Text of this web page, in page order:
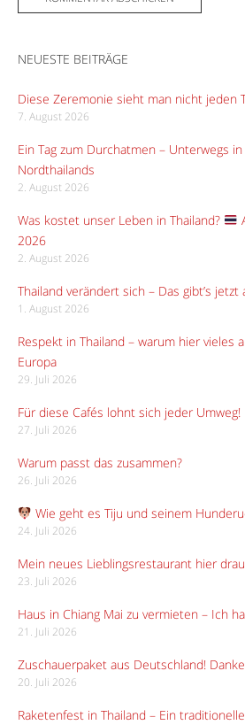
NEUESTE BEITRÄGE
Diese Zeremonie sieht man nicht jeden
7. August 2026
Ein Tag zum Durchatmen – Unterwegs
Nordthailands
2. August 2026
Was kostet unser Leben in Thailand?
2026
2. August 2026
Thailand verändert sich – Das gibt’s
1. August 2026
Respekt in Thailand – warum hier vieles
Europa
29. Juli 2026
Für diese Cafés lohnt sich jeder Umweg!
27. Juli 2026
Warum passt das zusammen?
26. Juli 2026
Wie geht es Tiju und seinem
24. Juli 2026
Mein neues Lieblingsrestaurant hier
23. Juli 2026
Haus in Chiang Mai zu vermieten – Ich
21. Juli 2026
Zuschauerpaket aus Deutschland!
20. Juli 2026
Raketenfest in Thailand – Ein